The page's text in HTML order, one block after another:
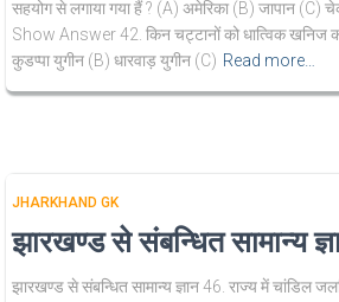
सहयोग से लगाया गया हैं ? (A) अमेरिका (B) जापान (C)
Show Answer 42. किन चट्टानों को धात्विक खनिज
कुडप्पा युगीन (B) धारवाड़ युगीन (C) Read more…
JHARKHAND GK
झारखण्ड से संबन्धित सामान्य
झारखण्ड से संबन्धित सामान्य ज्ञान 46. राज्य में चांडिल